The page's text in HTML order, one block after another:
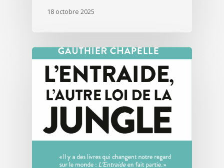
18 octobre 2025